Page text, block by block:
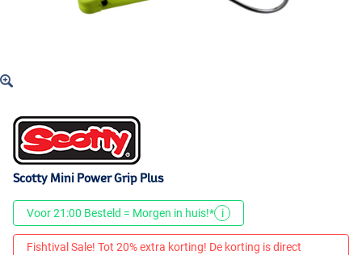
Scotty Mini Power Grip Plus
Voor 21:00 Besteld = Morgen in huis!* i
Fishtival Sale! Tot 20% extra korting! De korting is direct